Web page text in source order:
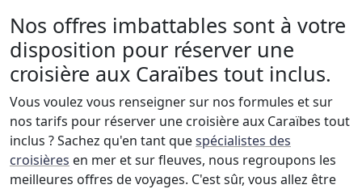
Nos offres imbattables sont à votre
disposition pour réserver une
croisière aux Caraïbes tout inclus.
Vous voulez vous renseigner sur nos formules et sur
nos tarifs pour réserver une croisière aux Caraïbes tout
inclus ? Sachez qu'en tant quespécialistes des
croisières en mer et sur fleuves, nous regroupons les
meilleures offres de voyages. C'est sûr, vous allez être